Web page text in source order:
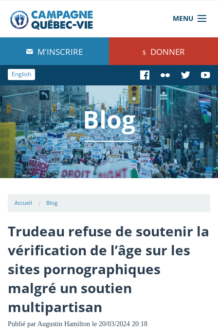
MENU
À propos de nous
Blog
Comprendre
Agir
Boutique
M'INSCRIRE DONNER
English
Blog
Accueil Blog
Trudeau refuse de soutenir la
vérification de l’âge sur les
sites pornographiques
malgré un soutien
multipartisan
Publié par Augustin Hamilton le 20/03/2024 20:18